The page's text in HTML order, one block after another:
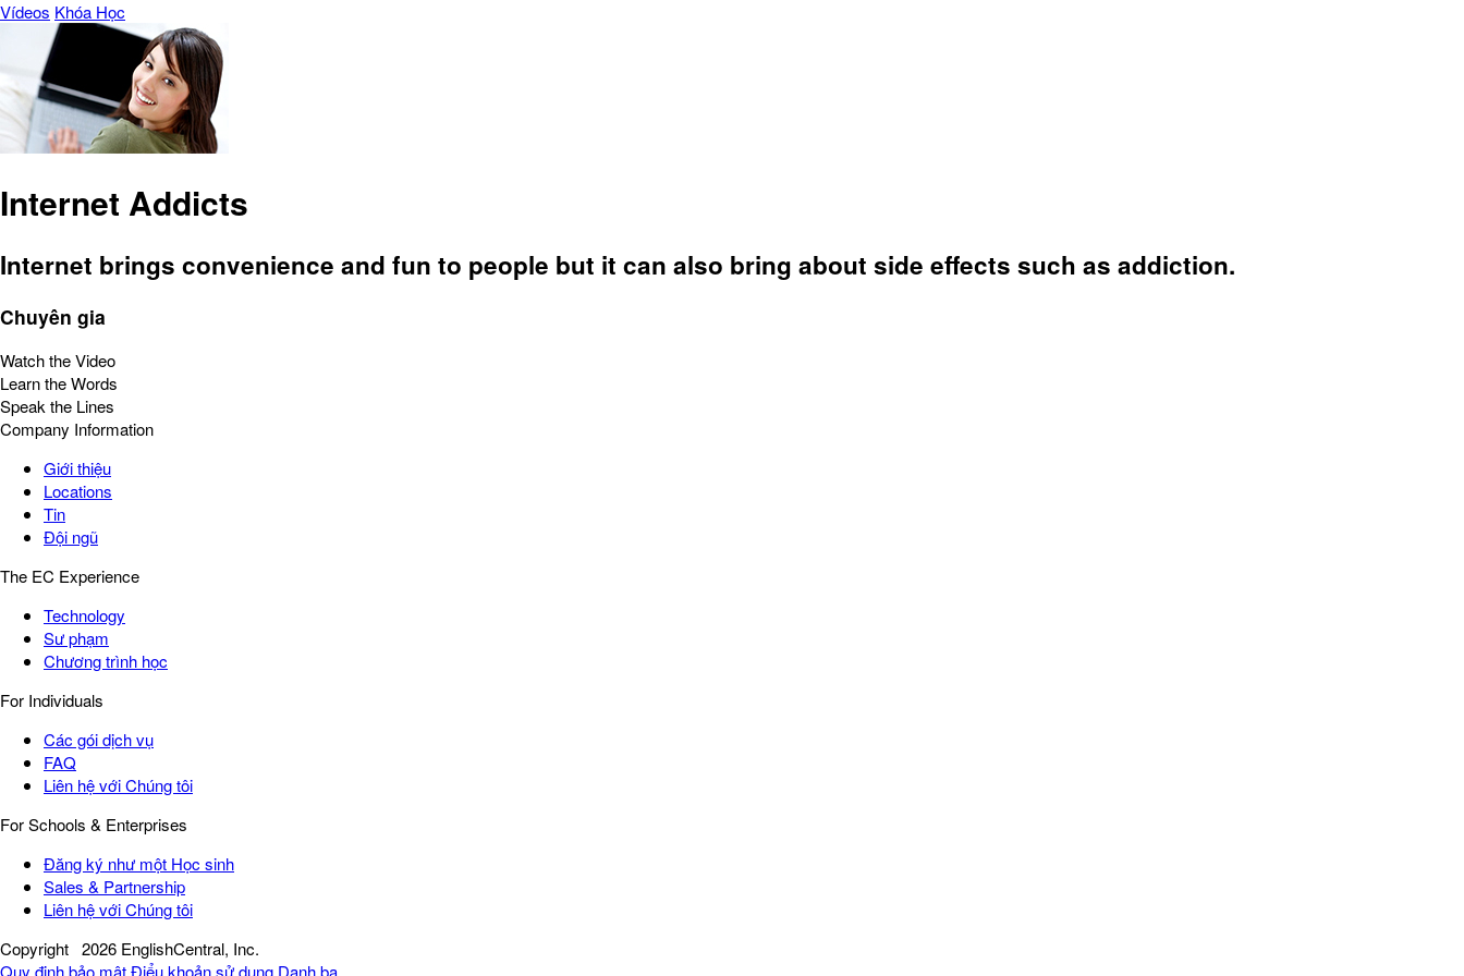
Vídeos Khóa Học
Internet Addicts
Internet brings convenience and fun to people but it can also bring about side effects such as addiction.
Chuyên gia
Watch the Video
Learn the Words
Speak the Lines
Company Information
Giới thiệu
Locations
Tin
Đội ngũ
The EC Experience
Technology
Sư phạm
Chương trình học
For Individuals
Các gói dịch vụ
FAQ
Liên hệ với Chúng tôi
For Schools & Enterprises
Đăng ký như một Học sinh
Sales & Partnership
Liên hệ với Chúng tôi
Copyright 2026 EnglishCentral, Inc.